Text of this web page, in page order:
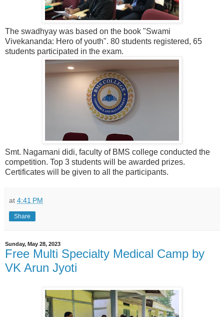
The swadhyay was based on the book "Swami
Vivekananda: Hero of youth". 80 students registered, 65
students participated in the exam.
Smt. Nagamani didi, faculty of BMS college conducted the
competition. Top 3 students will be awarded prizes.
Certificates will be given to all the participants.
at 4:41 PM
Share
Sunday, May 28, 2023
Free Multi Specialty Medical Camp by
VK Arun Jyoti